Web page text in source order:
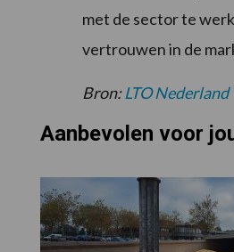
met de sector te
vertrouwen in de
Bron:LTO Nederland
Aanbevolen voor